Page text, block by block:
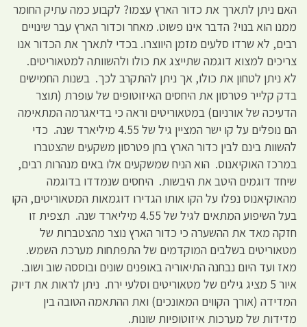
האם ניתן לתארך את כדור הארץ עצמו? לקבוע כמה עתיק החומר
ממנו הוא בנוי? הדבר אינו פשוט. מאחר וכדור הארץ עבר שינויים
רבים, לא שרדו סלעים מזמן היווצרו. בכדי לתארך את הכדור אנו
צריכים למצוא דוגמה שתייצג את כולו ולהשוותה למטאוריטים.
לא ניתן לטחון את כולו, אך ניתן להתקרב לכך. בשנות החמישים
בדק קלייר פטרסון את היחסים האיזוטופים של עופרת (תוצר
הדעיכה של אורניום) במטאוריטים וראה כי בדיאגרמה המתאימה
הם נופלים על קו ישר המציין גיל של 4.55 מיליארד שנה. כדי
להשוות בינם לבין כדור הארץ בחן פטרסון משקעים שהצטברו
במרכז האוקיאנוס. הוא הניח שמשקעים אלו באים מנהרות רבים,
שיחד דוגמים היטב את היבשות. היחסים שנמדדו בדוגמה
מהאוקיאנוס נפלו על הקו אותו הגדירו דוגמאות המטאוריטים, הקו
בעל השיפוע המתאים לגיל של 4.55 מיליארד שנה. תצפית זו
חזקה מאד את ההשערה כי כדור הארץ נוצר מהצטברות של
מטאוריטים בשלבים המוקדמים של התפתחות מערכת השמש.
מאז ועד היום נבחנה התיאוריה באופנים שונים ובוססה שוב ושוב.
איור 5 מציג גילים של מטאוריטים וסלעי ירח. ניתן לראות את דיוק
המדידה (אורך הקווים המאונכים) ואת ההתאמה הטובה בין
מדידות של מערכות איזוטופיות שונות.